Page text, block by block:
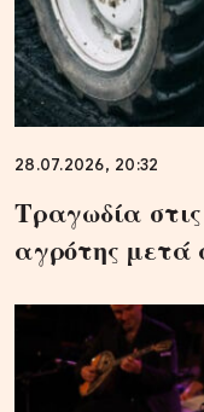
28.07.2026, 20:32
Τραγωδία
αγρότης